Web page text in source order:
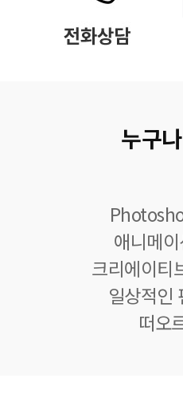
누구
애니메
크리에이티
일상적인
떠오